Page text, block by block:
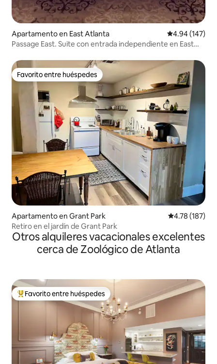
Apartamento en East Atlanta Calificación
4.94 (147)
Passage East. Suite con entrada independiente en East
Favorito entre huéspedes
Favorito entre huéspedes
Apartamento en Grant Park Calificación
4.78 (187)
Retiro en el jardín de Grant Park
Otros alquileres vacacionales excelentes
cerca de Zoológico de Atlanta
Favorito entre huéspedes preferido
Favorito entre huéspedes